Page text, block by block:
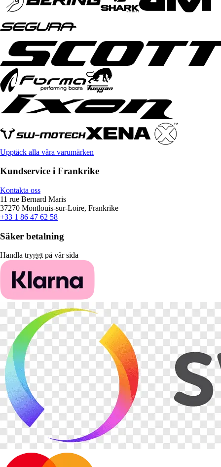
Upptäck alla våra varumärken
Kundservice i Frankrike
Kontakta oss
11 rue Bernard Maris
37270 Montlouis-sur-Loire, Frankrike
+33 1 86 47 62 58
Säker betalning
Handla tryggt på vår sida